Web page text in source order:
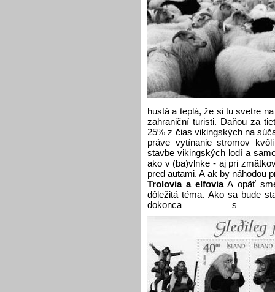
hustá a teplá, že si tu svetre
zahraniční turisti. Daňou za
25% z čias vikingských na
práve vytínanie stromov
stavbe vikingských lodí a
ako v (ba)vlnke - aj pri
pred autami. A ak by náhodou
Trolovia a elfoviaA opäť
dôležitá téma. Ako sa bude
dokonca s